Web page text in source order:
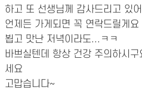
하고 또 선생님께 감사드리고 있
언제든 가게되면 꼭 연락드릴게요
뵙고 맛난 저녁이라도...ㅋㅋ
바쁘실텐데 항상 건강 주의하시
세요
고맙습니다~